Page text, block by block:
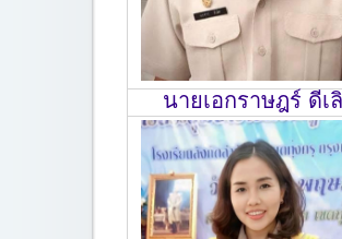
นายเอกราษฎร์ ดีเ